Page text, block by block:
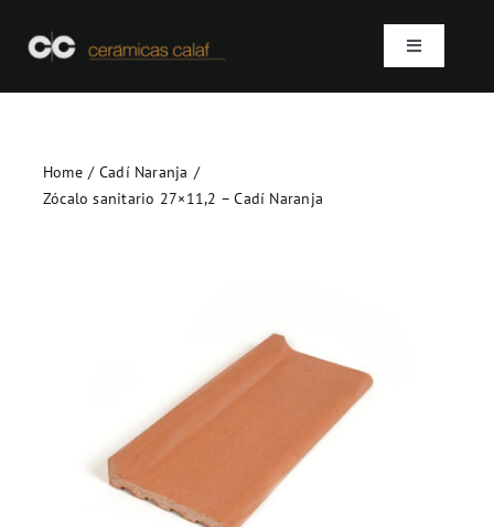
Toggle
Quienes somos
Home
Cadí Naranja
Zócalo sanitario 27×11,2 – Cadí Naranja